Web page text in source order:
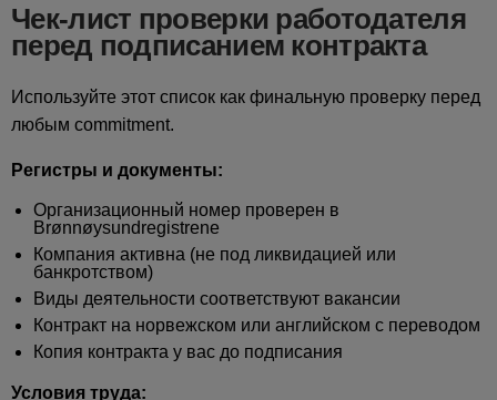
Чек-лист проверки работодателя
перед подписанием контракта
Используйте этот список как финальную проверку перед
любым commitment.
Регистры и документы:
Организационный номер проверен в
Brønnøysundregistrene
Компания активна (не под ликвидацией или
банкротством)
Виды деятельности соответствуют вакансии
Контракт на норвежском или английском с переводом
Копия контракта у вас до подписания
Условия труда: